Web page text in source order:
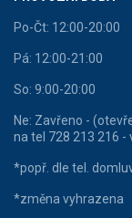
Po-Čt: 12:00-20:00
Pá: 12:00-21:00
So: 9:00-20:00
Ne: Zavřeno -
na tel 728 213 216 -
*popř. dle tel.
*změna vyhrazena